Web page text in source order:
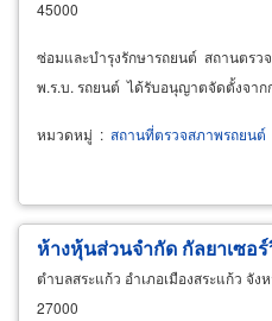
45000
ซ่อมและบำรุงรักษารถยนต์ สถานตร
พ.ร.บ. รถยนต์ ได้รับอนุญาตจัดตั้งจา
หมวดหมู่ : สถานที่ตรวจสภาพรถยนต์
ห้างหุ้นส่วนจำกัด กัลยาเซอ
ตำบลสระแก้ว อำเภอเมืองสระแก้ว จัง
27000